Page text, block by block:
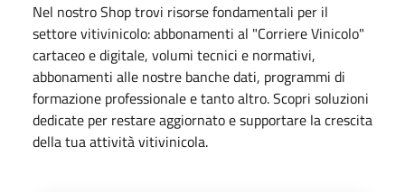
Nel nostro Shop trovi risorse fondamentali per il
settore vitivinicolo: abbonamenti al "Corriere Vinicolo"
cartaceo e digitale, volumi tecnici e normativi,
abbonamenti alle nostre banche dati, programmi di
formazione professionale e tanto altro. Scopri soluzioni
dedicate per restare aggiornato e supportare la crescita
della tua attività vitivinicola.